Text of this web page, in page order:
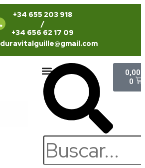
+34 655 203 918
/
+34 656 62 17 09
0,00
0